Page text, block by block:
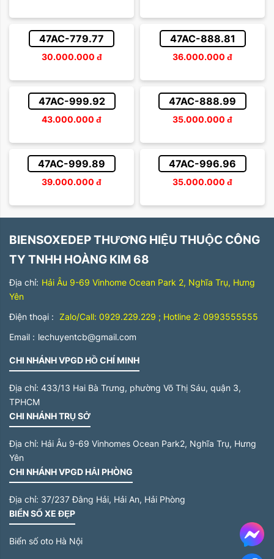
47AC-779.77
30.000.000 đ
47AC-888.81
36.000.000 đ
47AC-999.92
43.000.000 đ
47AC-888.99
35.000.000 đ
47AC-999.89
39.000.000 đ
47AC-996.96
35.000.000 đ
BIENSOXEDEP THƯƠNG HIỆU THUỘC CÔNG
TY TNHH HOÀNG KIM 68
Địa chỉ: Hải Âu 9-69 Vinhome Ocean Park 2, Nghĩa Trụ, Hưng
Yên
Điện thoại : Zalo/Call: 0929.229.229 ; Hotline 2: 0993555555
Email : lechuyentcb@gmail.com
CHI NHÁNH VPGD HỒ CHÍ MINH
Địa chỉ: 433/13 Hai Bà Trưng, phường Võ Thị Sáu, quận 3,
TPHCM
CHI NHÁNH TRỤ SỞ
Địa chỉ: Hải Âu 9-69 Vinhomes Ocean Park2, Nghĩa Trụ, Hưng
Yên
CHI NHÁNH VPGD HẢI PHÒNG
Địa chỉ: 37/237 Đằng Hải, Hải An, Hải Phòng
BIỂN SỐ XE ĐẸP
Biển số oto Hà Nội